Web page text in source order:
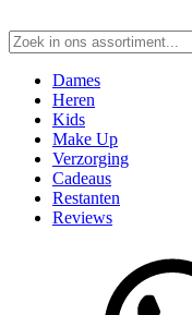
naar:
Dames
Heren
Kids
Make Up
Verzorging
Cadeaus
Restanten
Reviews